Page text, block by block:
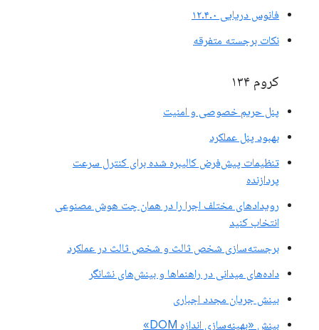
فانوس دریایی ۱۲.۴.۰
نکات برجسته متفرقه
کروم ۱۳۴
پنل حریم خصوصی و امنیت
بهبود پنل عملکرد
تنظیمات پیش‌فرض کالیبره شده برای کنترل سرعت
پردازنده
رویدادهای مختلف اجرا را در همان چت هوش مصنوعی
انتخاب کنید
برجسته‌سازی شخص ثالث و شخص ثالث در عملکرد
داده‌های میدانی در راهنماها و بینش‌های نشانگر
بینش جریان مجدد اجباری
بینش «بهینه‌سازی اندازه DOM»